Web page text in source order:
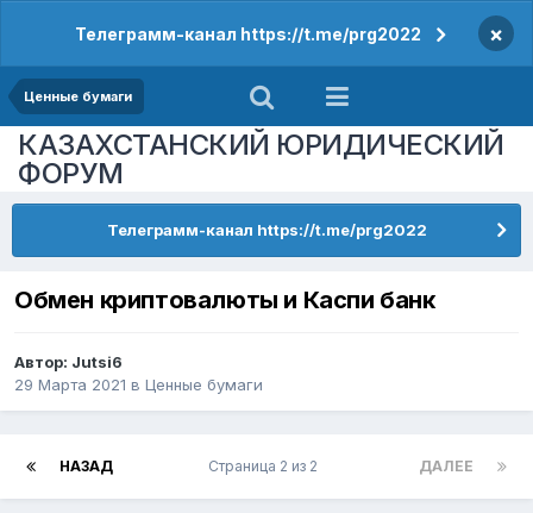
Телеграмм-канал https://t.me/prg2022 ×
Ценные бумаги
КАЗАХСТАНСКИЙ ЮРИДИЧЕСКИЙ
ФОРУМ
Телеграмм-канал https://t.me/prg2022
Обмен криптовалюты и Каспи банк
Автор: Jutsi6
29 Марта 2021 в Ценные бумаги
НАЗАД ДАЛЕЕ
Страница 2 из 2